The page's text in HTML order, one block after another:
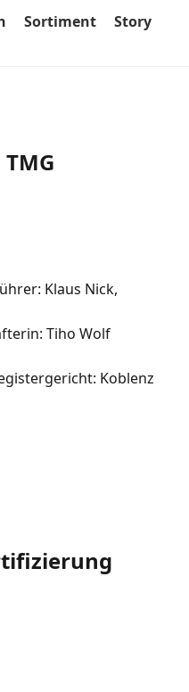
Sortiment
Story
Klaus Nick,
Tiho Wolf
Koblenz